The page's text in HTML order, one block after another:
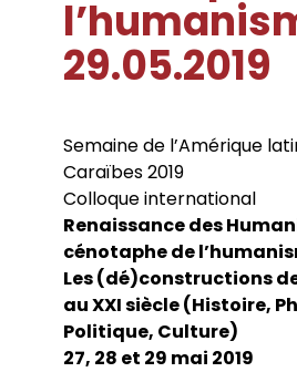
Directions de thèse
Groupe de recherche sur les
foucaldiennes
Doctorants
Jeunes chercheurs
Anciens diplômés
Conférences
Chercheurs visitants
Doctorants et
Soutenances de thèses de
Autres événements
Appels à contributions
Ouvrages
Dossiers et numéros de
RevueCahiers critiques de
Actes audiovisuels
Votre Espace
Admission et inscription
Accès à distance (e-P8 |
Guide WikiP8
Guide du doctorat
Bibliothèques universitaires
29.05.2019
Semaine de l’Amérique
Caraïbes 2019
Colloque international
Renaissance des
cénotaphe de
Les (dé)constructions
au XXI siècle (Histoire,
Politique, Culture)
27, 28 et 29 mai 2019